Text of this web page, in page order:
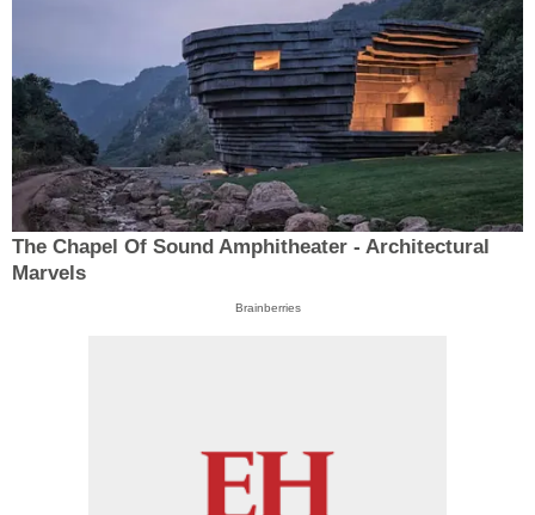
The Chapel Of Sound Amphitheater - Architectural
Marvels
Brainberries